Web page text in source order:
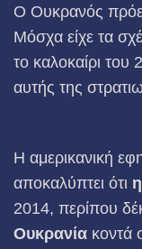
Ο Ουκρανός
Μόσχα είχε τα
το καλοκαίρι του
αυτής της
Η αμερικανική
αποκαλύπτει ότι η
2014, περίπου
Ουκρανία κοντά